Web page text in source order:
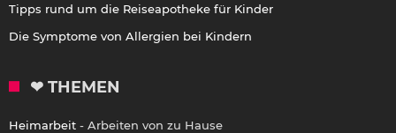
Tipps rund um die Reiseapotheke für Kinder
Die Symptome von Allergien bei Kindern
❤ THEMEN
Heimarbeit - Arbeiten von zu Hause